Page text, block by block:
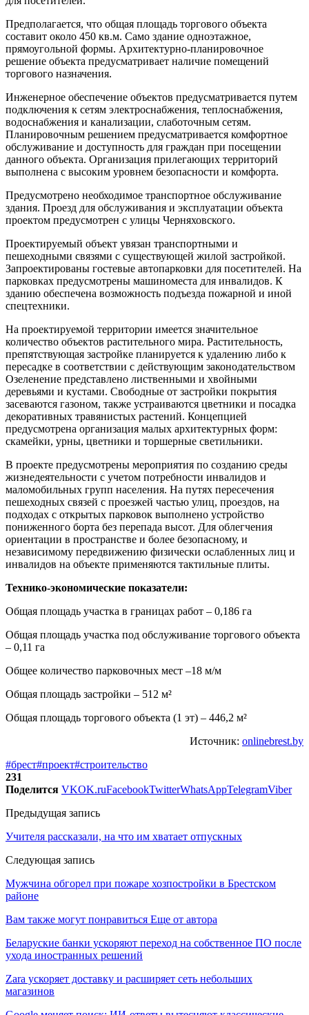
Предполагается, что общая площадь торгового объекта
составит около 450 кв.м. Само здание одноэтажное,
прямоугольной формы. Архитектурно-планировочное
решение объекта предусматривает наличие помещений
торгового назначения.
Инженерное обеспечение объектов предусматривается путем
подключения к сетям электроснабжения, теплоснабжения,
водоснабжения и канализации, слаботочным сетям.
Планировочным решением предусматривается комфортное
обслуживание и доступность для граждан при посещении
данного объекта. Организация прилегающих территорий
выполнена с высоким уровнем безопасности и комфорта.
Предусмотрено необходимое транспортное обслуживание
здания. Проезд для обслуживания и эксплуатации объекта
проектом предусмотрен с улицы Черняховского.
Проектируемый объект увязан транспортными и
пешеходными связями с существующей жилой застройкой.
Запроектированы гостевые автопарковки для посетителей. На
парковках предусмотрены машиноместа для инвалидов. К
зданию обеспечена возможность подъезда пожарной и иной
спецтехники.
На проектируемой территории имеется значительное
количество объектов растительного мира. Растительность,
препятствующая застройке планируется к удалению либо к
пересадке в соответствии с действующим законодательством
Озеленение представлено лиственными и хвойными
деревьями и кустами. Свободные от застройки покрытия
засеваются газоном, также устраиваются цветники и посадка
декоративных травянистых растений. Концепцией
предусмотрена организация малых архитектурных форм:
скамейки, урны, цветники и торшерные светильники.
В проекте предусмотрены мероприятия по созданию среды
жизнедеятельности с учетом потребности инвалидов и
маломобильных групп населения. На путях пересечения
пешеходных связей с проезжей частью улиц, проездов, на
подходах с открытых парковок выполнено устройство
пониженного борта без перепада высот. Для облегчения
ориентации в пространстве и более безопасному, и
независимому передвижению физически ослабленных лиц и
инвалидов на объекте применяются тактильные плиты.
Технико-экономические показатели:
Общая площадь участка в границах работ – 0,186 га
Общая площадь участка под обслуживание торгового объекта
– 0,11 га
Общее количество парковочных мест –18 м/м
Общая площадь застройки – 512 м²
Общая площадь торгового объекта (1 эт) – 446,2 м²
Источник: onlinebrest.by
#брест#проект#строительство
231
Поделится VKOK.ruFacebookTwitterWhatsAppTelegramViber
Предыдущая запись
Учителя рассказали, на что им хватает отпускных
Следующая запись
Мужчина обгорел при пожаре хозпостройки в Брестском
районе
Вам также могут понравиться Еще от автора
Беларуские банки ускоряют переход на собственное ПО после
ухода иностранных решений
Zara ускоряет доставку и расширяет сеть небольших
магазинов